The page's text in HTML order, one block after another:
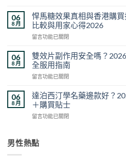
買
正
貨？
2026
港
購
方
與
真
偽
完
整
藥
壯
陽
藥
薦
2026：
港
款
熱
男
健
06
8 月
悍馬糖效果真相與香港購
比較與用家心得2026
在
馬
糖
效
果
相
與
港
指
留言功能已關閉
06
8 月
雙效片副作用安全嗎？
全服用指南
在
效
片
副
作
全
留言功能已關閉
06
8 月
達泊西汀學名藥邊款好？
＋購買貼士
在
西
汀
留言功能已關閉
男性熱點